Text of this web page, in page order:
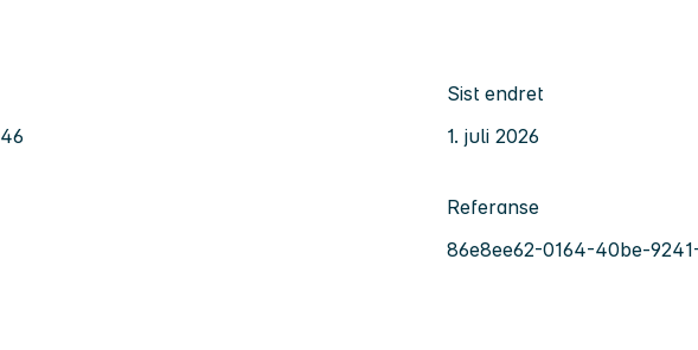
Sist endret
1. juli 2026
Referanse
86e8ee62-0164-40be-